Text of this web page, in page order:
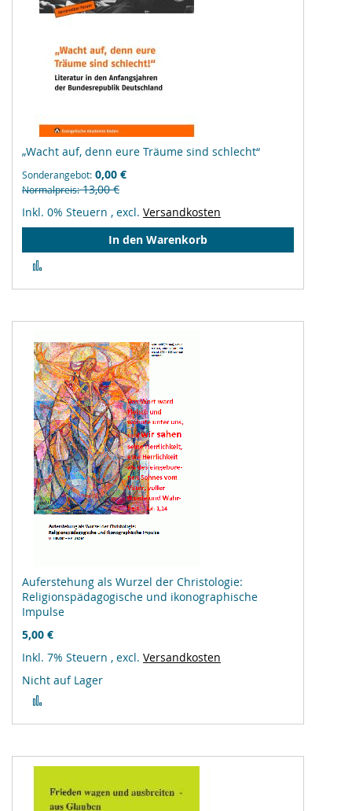
„Wacht auf, denn eure Träume sind schlecht“
Sonderangebot 0,00 €
Normalpreis 13,00 €
Inkl. 0% Steuern , excl. Versandkosten
In den Warenkorb
hinzufügen
Auferstehung als Wurzel der Christologie:
Religionspädagogische und ikonographische
Impulse
5,00 €
Inkl. 7% Steuern , excl. Versandkosten
Nicht auf Lager
hinzufügen